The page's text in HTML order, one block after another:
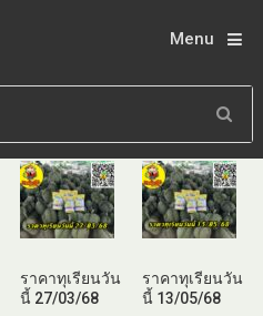
Menu
ราคาทุเรียนวัน
นี้ 27/03/68
ราคาทุเรียนวัน
นี้ 13/05/68